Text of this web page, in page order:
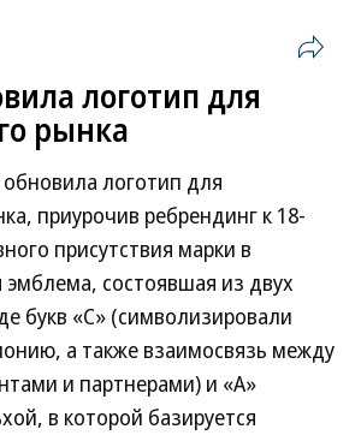
логотип для
рынка
логотип для
приурочив ребрендинг к 18-
присутствия марки в
состоявшая из двух
букв «С» (символизировали
а также взаимосвязь между
и партнерами) и «А»
в которой базируется